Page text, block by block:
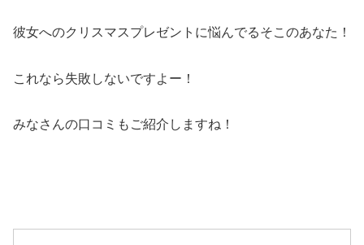
彼女へのクリスマスプレゼントに悩んでるそこのあなた！
これなら失敗しないですよー！
みなさんの口コミもご紹介しますね！